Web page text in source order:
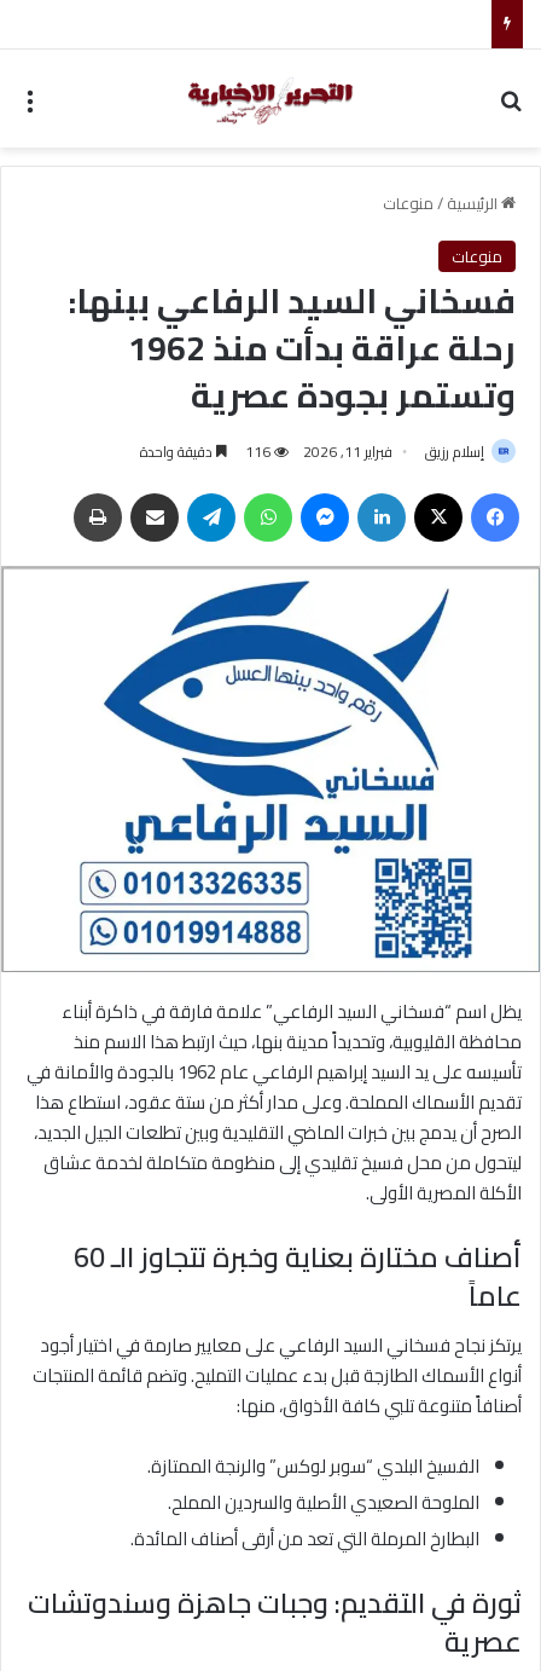
الرئيسية/منوعات
منوعات
فسخاني السيد الرفاعي ببنها:
رحلة عراقة بدأت منذ 1962
وتستمر بجودة عصرية
إسلام رزيق فبراير 11, 2026 116 دقيقة واحدة
يظل اسم “فسخاني السيد الرفاعي” علامة فارقة في ذاكرة أبناء
محافظة القليوبية، وتحديداً مدينة بنها، حيث ارتبط هذا الاسم منذ
تأسيسه على يد السيد إبراهيم الرفاعي عام 1962 بالجودة والأمانة في
تقديم الأسماك المملحة. وعلى مدار أكثر من ستة عقود، استطاع هذا
الصرح أن يدمج بين خبرات الماضي التقليدية وبين تطلعات الجيل الجديد،
ليتحول من محل فسيخ تقليدي إلى منظومة متكاملة لخدمة عشاق
الأكلة المصرية الأولى.
أصناف مختارة بعناية وخبرة تتجاوز الـ 60
عاماً
يرتكز نجاح فسخاني السيد الرفاعي على معايير صارمة في اختيار أجود
أنواع الأسماك الطازجة قبل بدء عمليات التمليح. وتضم قائمة المنتجات
أصنافاً متنوعة تلبي كافة الأذواق، منها:
الفسيخ البلدي “سوبر لوكس” والرنجة الممتازة.
الملوحة الصعيدي الأصلية والسردين المملح.
البطارخ المرملة التي تعد من أرقى أصناف المائدة.
ثورة في التقديم: وجبات جاهزة وسندوتشات
عصرية